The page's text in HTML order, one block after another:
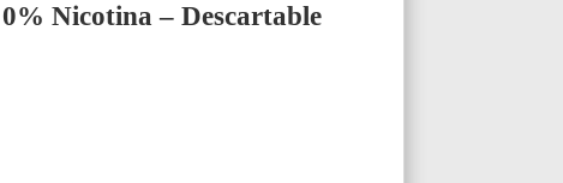
Nicotina – Descartable